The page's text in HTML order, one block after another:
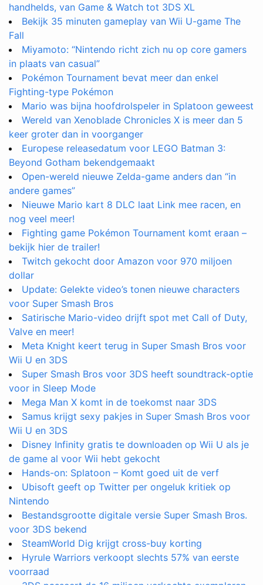
handhelds, van Game & Watch tot 3DS XL
Bekijk 35 minuten gameplay van Wii U-game The
Fall
Miyamoto: “Nintendo richt zich nu op core gamers
in plaats van casual”
Pokémon Tournament bevat meer dan enkel
Fighting-type Pokémon
Mario was bijna hoofdrolspeler in Splatoon geweest
Wereld van Xenoblade Chronicles X is meer dan 5
keer groter dan in voorganger
Europese releasedatum voor LEGO Batman 3:
Beyond Gotham bekendgemaakt
Open-wereld nieuwe Zelda-game anders dan “in
andere games”
Nieuwe Mario kart 8 DLC laat Link mee racen, en
nog veel meer!
Fighting game Pokémon Tournament komt eraan –
bekijk hier de trailer!
Twitch gekocht door Amazon voor 970 miljoen
dollar
Update: Gelekte video’s tonen nieuwe characters
voor Super Smash Bros
Satirische Mario-video drijft spot met Call of Duty,
Valve en meer!
Meta Knight keert terug in Super Smash Bros voor
Wii U en 3DS
Super Smash Bros voor 3DS heeft soundtrack-optie
voor in Sleep Mode
Mega Man X komt in de toekomst naar 3DS
Samus krijgt sexy pakjes in Super Smash Bros voor
Wii U en 3DS
Disney Infinity gratis te downloaden op Wii U als je
de game al voor Wii hebt gekocht
Hands-on: Splatoon – Komt goed uit de verf
Ubisoft geeft op Twitter per ongeluk kritiek op
Nintendo
Bestandsgrootte digitale versie Super Smash Bros.
voor 3DS bekend
SteamWorld Dig krijgt cross-buy korting
Hyrule Warriors verkoopt slechts 57% van eerste
voorraad